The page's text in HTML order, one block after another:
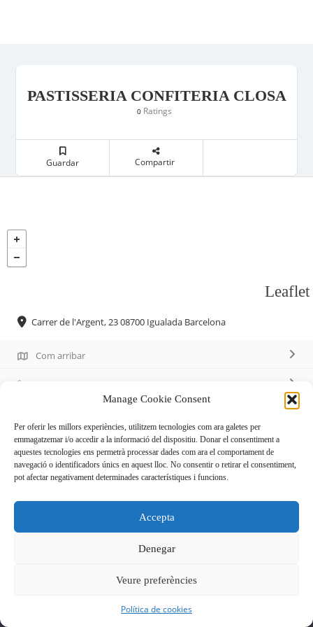
Manage Cookie Consent
Per oferir les millors experiències, utilitzem tecnologies com ara galetes per
emmagatzemar i/o accedir a la informació del dispositiu. Donar el consentiment a
aquestes tecnologies ens permetrà processar dades com ara el comportament de
navegació o identificadors únics en aquest lloc. No consentir o retirar el consentiment,
pot afectar negativament determinades característiques i funcions.
Accepta
Denegar
Veure preferències
Política de cookies
PASTISSERIA CONFITERIA CLOSA
0 Ratings
Guardar Compartir
Leaflet
Carrer de l'Argent, 23 08700 Igualada Barcelona
Com arribar
Descripció
Pastisseria, confiteria.